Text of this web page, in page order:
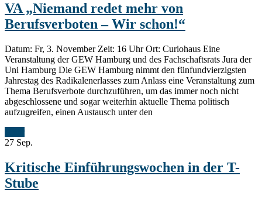
VA „Niemand redet mehr von
Berufsverboten – Wir schon!“
Datum: Fr, 3. November Zeit: 16 Uhr Ort: Curiohaus Eine
Veranstaltung der GEW Hamburg und des Fachschaftsrats Jura der
Uni Hamburg Die GEW Hamburg nimmt den fünfundvierzigsten
Jahrestag des Radikalenerlasses zum Anlass eine Veranstaltung zum
Thema Berufsverbote durchzuführen, um das immer noch nicht
abgeschlossene und sogar weiterhin aktuelle Thema politisch
aufzugreifen, einen Austausch unter den
27 Sep.
Kritische Einführungswochen in der T-
Stube